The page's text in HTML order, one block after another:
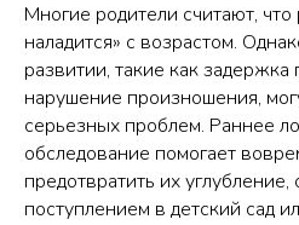
Многие родители считают,
наладится» с возрастом.
развитии, такие как
нарушение произношения,
серьезных проблем. Раннее
обследование помогает
предотвратить их
поступлением в детский сад